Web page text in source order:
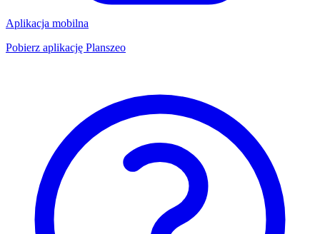
Aplikacja mobilna
Pobierz aplikację Planszeo